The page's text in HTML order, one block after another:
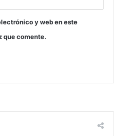
y web en este
que comente.